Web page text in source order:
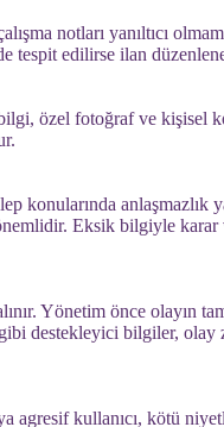
notları yanıltıcı
tespit edilirse ilan
özel fotoğraf ve kişisel
konularında anlaşmazlık
Eksik bilgiyle
Yönetim önce olayın
destekleyici bilgiler,
agresif kullanıcı, kötü